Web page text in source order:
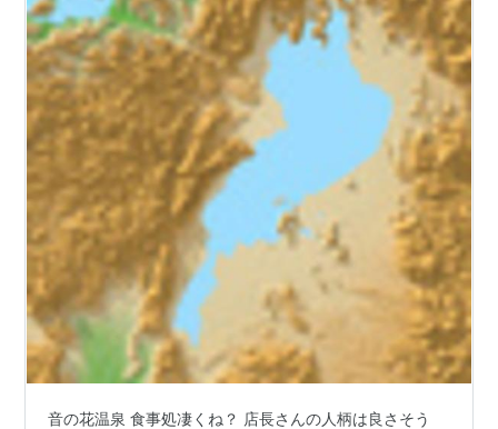
音の花温泉 食事処凄くね？ 店長さんの人柄は良さそう